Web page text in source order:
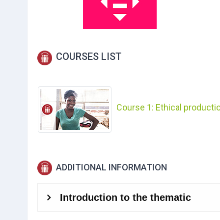
COURSES LIST
Course 1: Ethical
ADDITIONAL INFORMATION